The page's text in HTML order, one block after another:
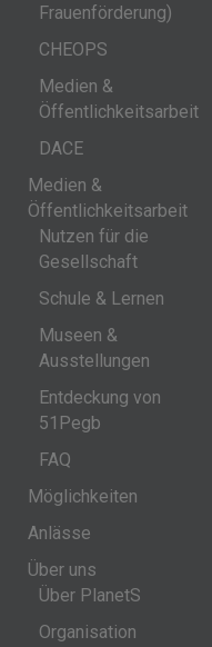
Frauenförderung)
CHEOPS
Medien &
Öffentlichkeitsarbeit
DACE
Medien &
Öffentlichkeitsarbeit
Nutzen für die
Gesellschaft
Schule & Lernen
Museen &
Ausstellungen
Entdeckung von
51Pegb
FAQ
Möglichkeiten
Anlässe
Über uns
Über PlanetS
Organisation